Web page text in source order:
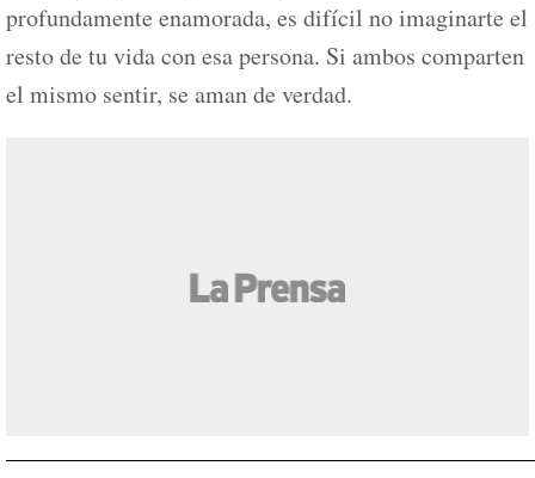
profundamente enamorada, es difícil no imaginarte el
resto de tu vida con esa persona. Si ambos comparten
el mismo sentir, se aman de verdad.